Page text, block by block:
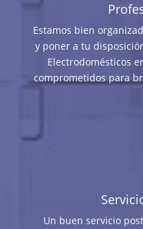
Estamos bien
y poner a tu
Electrodomésticos
comprometidos para
Un buen servicio